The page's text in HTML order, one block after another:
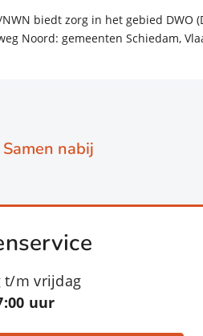
biedt zorg in het gebied DWO
Noord: gemeenten Schiedam,
Samen nabij
t/m vrijdag
uur